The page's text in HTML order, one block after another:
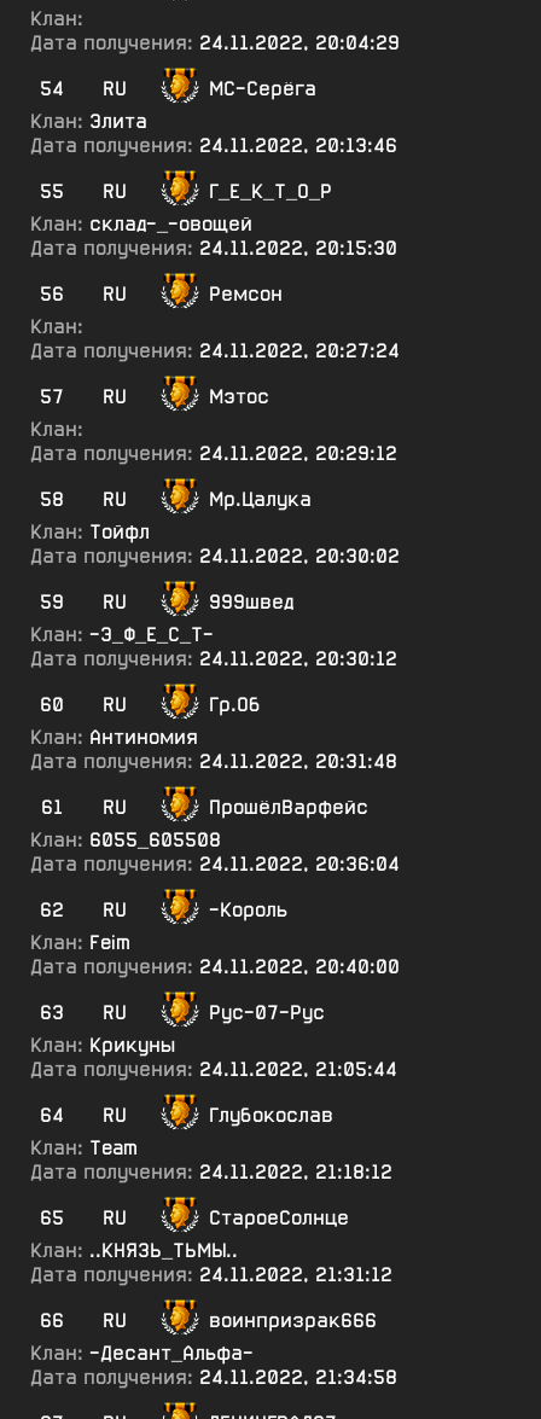
Клан:
Дата получения: 24.11.2022, 20:04:29
54
RU
МС-Серёга
Клан: Элита
Дата получения: 24.11.2022, 20:13:46
55
RU
Г_Е_К_Т_О_Р
Клан: склад-_-овощей
Дата получения: 24.11.2022, 20:15:30
56
RU
Ремсон
Клан:
Дата получения: 24.11.2022, 20:27:24
57
RU
Мэтос
Клан:
Дата получения: 24.11.2022, 20:29:12
58
RU
Мр.Цалука
Клан: Тойфл
Дата получения: 24.11.2022, 20:30:02
59
RU
999швед
Клан: -Э_Ф_Е_С_Т-
Дата получения: 24.11.2022, 20:30:12
60
RU
Гр.Об
Клан: Антиномия
Дата получения: 24.11.2022, 20:31:48
61
RU
ПрошёлВарфейс
Клан: 6055_605508
Дата получения: 24.11.2022, 20:36:04
62
RU
-Король
Клан: Feim
Дата получения: 24.11.2022, 20:40:00
63
RU
Рус-07-Рус
Клан: Крикуны
Дата получения: 24.11.2022, 21:05:44
64
RU
Глубокослав
Клан: Team
Дата получения: 24.11.2022, 21:18:12
65
RU
СтароеСолнце
Клан: ..КНЯЗЬ_ТЬМЫ..
Дата получения: 24.11.2022, 21:31:12
66
RU
воинпризрак666
Клан: -Десант_Альфа-
Дата получения: 24.11.2022, 21:34:58